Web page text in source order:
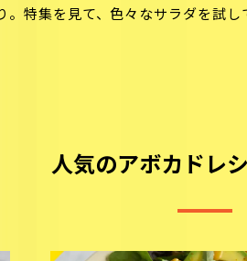
特集を見て、色々なサラダを試し
人気のアボカドレ